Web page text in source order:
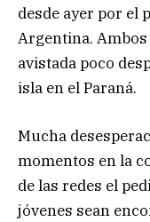
desde ayer por el
Argentina.
avistada poco
isla en el Paraná.
Mucha
momentos en la
de las redes el
jóvenes sean